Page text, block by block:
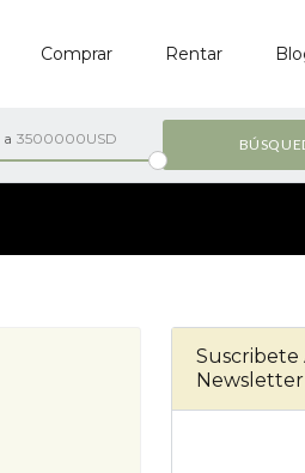
Comprar Rentar
a 3500000USD
Suscribete
Newsletter